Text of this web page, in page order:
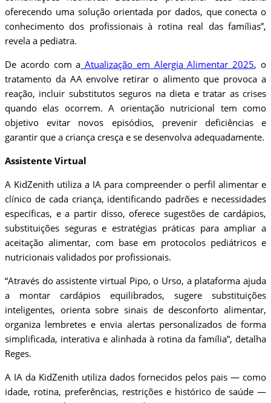
oferecendo uma solução orientada por dados, que conecta o
conhecimento dos profissionais à rotina real das famílias”,
revela a pediatra.
De acordo com a Atualização em Alergia Alimentar 2025, o
tratamento da AA envolve retirar o alimento que provoca a
reação, incluir substitutos seguros na dieta e tratar as crises
quando elas ocorrem. A orientação nutricional tem como
objetivo evitar novos episódios, prevenir deficiências e
garantir que a criança cresça e se desenvolva adequadamente.
Assistente Virtual
A KidZenith utiliza a IA para compreender o perfil alimentar e
clínico de cada criança, identificando padrões e necessidades
específicas, e a partir disso, oferece sugestões de cardápios,
substituições seguras e estratégias práticas para ampliar a
aceitação alimentar, com base em protocolos pediátricos e
nutricionais validados por profissionais.
“Através do assistente virtual Pipo, o Urso, a plataforma ajuda
a montar cardápios equilibrados, sugere substituições
inteligentes, orienta sobre sinais de desconforto alimentar,
organiza lembretes e envia alertas personalizados de forma
simplificada, interativa e alinhada à rotina da família”, detalha
Reges.
A IA da KidZenith utiliza dados fornecidos pelos pais — como
idade, rotina, preferências, restrições e histórico de saúde —